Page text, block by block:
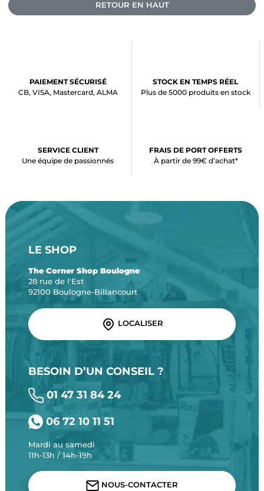
RETOUR EN HAUT
PAIEMENT SÉCURISÉ
CB, VISA, Mastercard, ALMA
STOCK EN TEMPS RÉEL
Plus de 5000 produits en stock
SERVICE CLIENT
Une équipe de passionnés
FRAIS DE PORT OFFERTS
À partir de 99€ d’achat*
LE SHOP
The Corner Shop Boulogne
28 rue de l'Est
92100 Boulogne-Billancourt
LOCALISER
BESOIN D’UN CONSEIL ?
01 47 31 84 24
06 72 10 11 51
Mardi au samedi
11h-13h / 14h-19h
NOUS-CONTACTER